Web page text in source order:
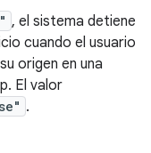
, el sistema detiene
cuando el usuario
origen en una
El valor
.